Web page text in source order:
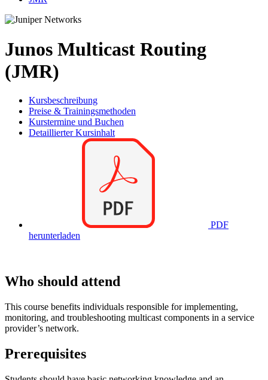
Junos Multicast Routing
(JMR)
Kursbeschreibung
Preise & Trainingsmethoden
Kurstermine und Buchen
Detaillierter Kursinhalt
PDF
herunterladen
Who should attend
This course benefits individuals responsible for implementing,
monitoring, and troubleshooting multicast components in a service
provider’s network.
Prerequisites